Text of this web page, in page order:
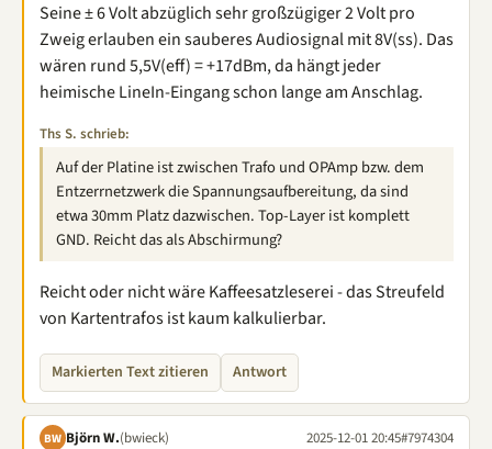
Seine ± 6 Volt abzüglich sehr großzügiger 2 Volt pro
Zweig erlauben ein sauberes Audiosignal mit 8V(ss). Das
wären rund 5,5V(eff) = +17dBm, da hängt jeder
heimische LineIn-Eingang schon lange am Anschlag.
Ths S. schrieb:
Auf der Platine ist zwischen Trafo und OPAmp bzw. dem
Entzerrnetzwerk die Spannungsaufbereitung, da sind
etwa 30mm Platz dazwischen. Top-Layer ist komplett
GND. Reicht das als Abschirmung?
Reicht oder nicht wäre Kaffeesatzleserei - das Streufeld
von Kartentrafos ist kaum kalkulierbar.
Markierten Text zitieren Antwort
BW Björn W.(bwieck) 2025-12-01 20:45#7974304